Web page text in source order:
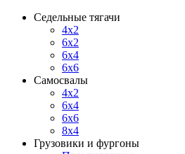
Седельные тягачи
4x2
6x2
6x4
6x6
Самосвалы
4x2
6x4
6x6
8x4
Грузовики и фургоны